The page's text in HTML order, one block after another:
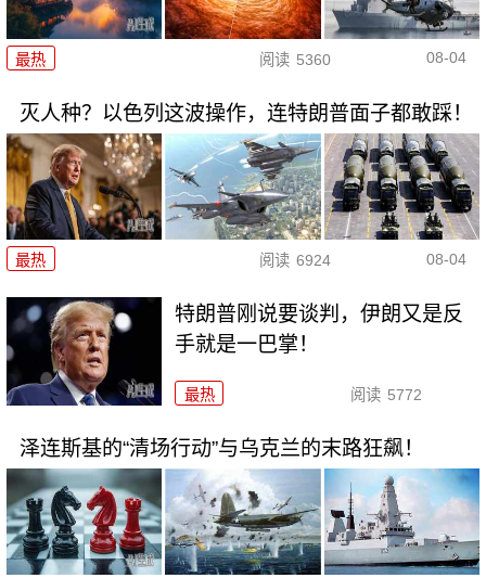
最热 阅读 5360 08-04
灭人种？以色列这波操作，连特朗普面子都敢踩！
最热 阅读 6924 08-04
特朗普刚说要谈判，伊朗又是反
手就是一巴掌！
最热 阅读 5772
泽连斯基的“清场行动”与乌克兰的末路狂飙！